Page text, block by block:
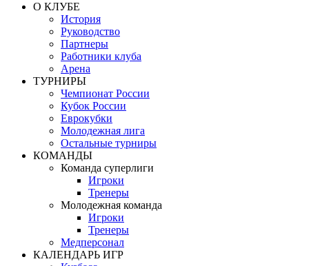
О КЛУБЕ
История
Руководство
Партнеры
Работники клуба
Арена
ТУРНИРЫ
Чемпионат России
Кубок России
Еврокубки
Молодежная лига
Остальные турниры
КОМАНДЫ
Команда суперлиги
Игроки
Тренеры
Молодежная команда
Игроки
Тренеры
Медперсонал
КАЛЕНДАРЬ ИГР